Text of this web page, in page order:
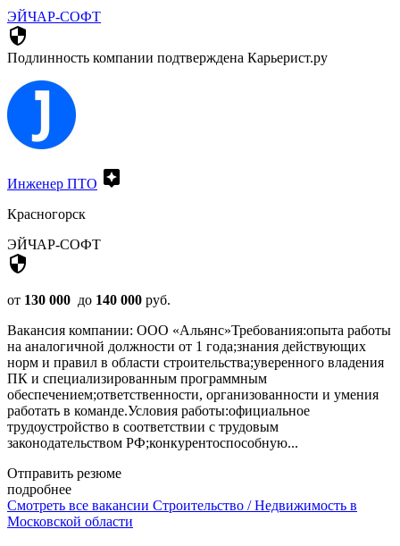
ЭЙЧАР-СОФТ
security
Подлинность компании подтверждена Карьерист.ру
Инженер ПТО assistant
Красногорск
ЭЙЧАР-СОФТ
security
от 130 000 до 140 000 руб.
Вакансия компании: ООО «Альянс»Требования:опыта работы
на аналогичной должности от 1 года;знания действующих
норм и правил в области строительства;уверенного владения
ПК и специализированным программным
обеспечением;ответственности, организованности и умения
работать в команде.Условия работы:официальное
трудоустройство в соответствии с трудовым
законодательством РФ;конкурентоспособную...
Отправить резюме
подробнее
Смотреть все вакансии Строительство / Недвижимость в
Московской области